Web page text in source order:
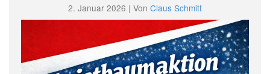
2. Januar 2026 | Von Claus Schmitt